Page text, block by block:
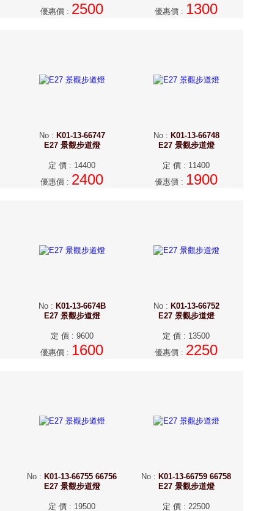
優惠價 : 2500
優惠價 : 1300
No: K01-13-66747
E27 景觀步道燈
定 價 : 14400
優惠價 : 2400
No: K01-13-66748
E27 景觀步道燈
定 價 : 11400
優惠價 : 1900
No: K01-13-6674B
E27 景觀步道燈
定 價: 9600
優惠價 : 1600
No: K01-13-66752
E27 景觀步道燈
定 價 : 13500
優惠價 : 2250
No : K01-13-66755 66756
E27 景觀步道燈
定 價 : 19500
No : K01-13-66759 66758
E27 景觀步道燈
定 價 : 22500